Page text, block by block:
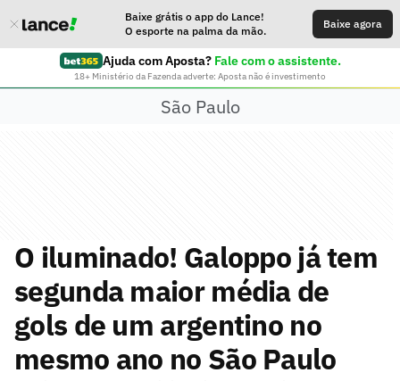
Baixe grátis o app do Lance!
O esporte na palma da mão.
Baixe agora
Ajuda com Aposta? Fale com o assistente.
18+ Ministério da Fazenda adverte: Aposta não é investimento
São Paulo
O iluminado! Galoppo já tem
segunda maior média de
gols de um argentino no
mesmo ano no São Paulo